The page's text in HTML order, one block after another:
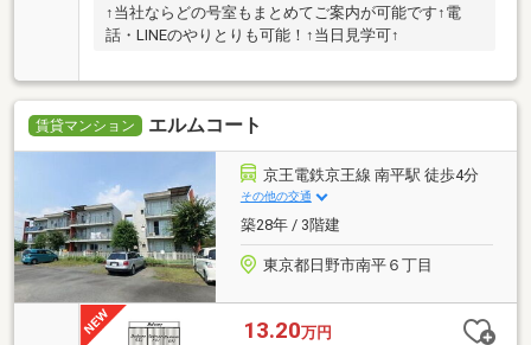
↑当社ならどの号室もまとめてご案内が可能です↑電
話・LINEのやりとりも可能！↑当日見学可↑
賃貸マンション エルムコート
京王電鉄京王線 南平駅 徒歩4分
その他の交通
築28年 / 3階建
東京都日野市南平６丁目
13.20万円